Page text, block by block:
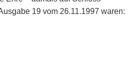
19 vom 26.11.1997 waren: